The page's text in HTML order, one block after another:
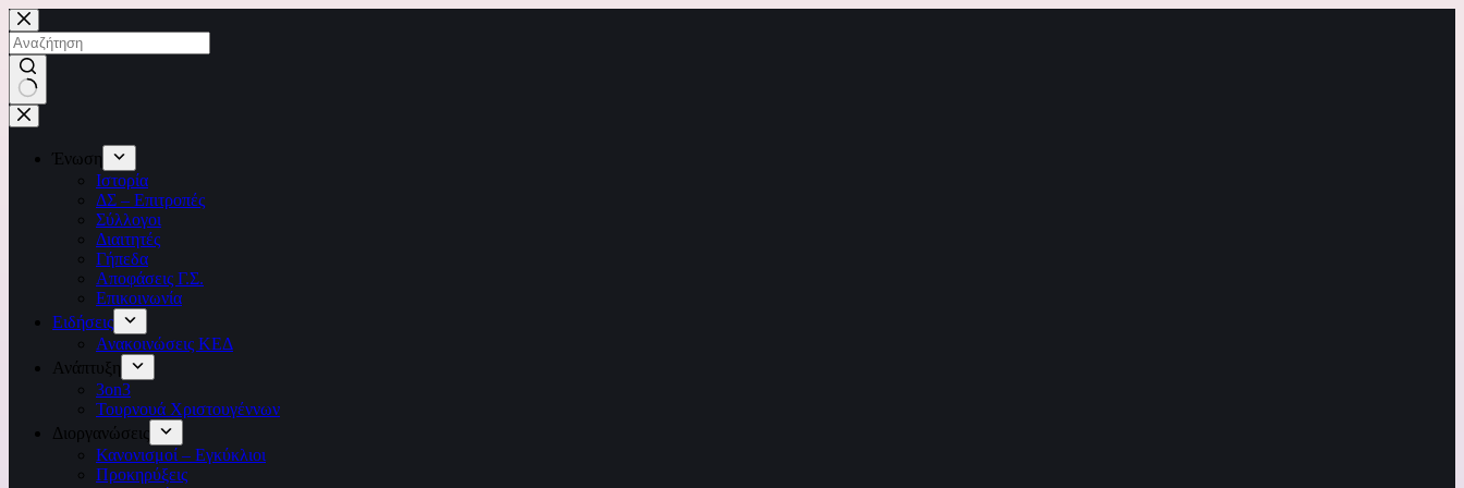
Μετάβαση
στο
περιεχόμενο
No
results
Ένωση
Ιστορία
ΔΣ – Επιτροπές
Σύλλογοι
Διαιτητές
Γήπεδα
Αποφάσεις Γ.Σ.
Επικοινωνία
Ειδήσεις
Ανακοινώσεις ΚΕΔ
Ανάπτυξη
3on3
Τουρνουά Χριστουγέννων
Διοργανώσεις
Κανονισμοί – Εγκύκλιοι
Προκηρύξεις